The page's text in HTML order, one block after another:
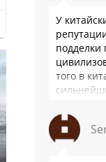
У
подделки
того в
почти все